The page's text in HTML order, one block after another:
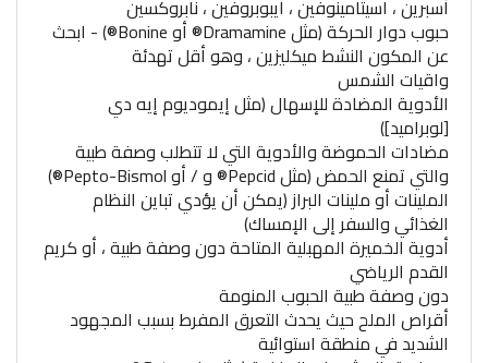
أسبرين ، اسيتامينوفين ، ايبوبروفين ، نابروكسين
حبوب دوار الحركة (مثل Dramamine® أو Bonine®) - ابحث
عن المكون النشط ميكليزين ، وهو أقل تهدئة
واقيات الشمس
الأدوية المضادة للإسهال (مثل إيموديوم إيه دي
[لوبراميد])
مضادات الحموضة والأدوية التي لا تتطلب وصفة طبية
والتي تمنع الحمض (مثل Pepcid® و / أو Pepto-Bismol®)
الملينات أو ملينات البراز (يمكن أن يؤدي تباين النظام
الغذائي والسفر إلى الإمساك)
أدوية الخميرة المهبلية المتاحة دون وصفة طبية ، أو كريم
القدم الرياضي
دون وصفة طبية الحبوب المنومة
أقراص الملح حيث يحدث التعرق المفرط بسبب المجهود
الشديد في منطقة استوائية